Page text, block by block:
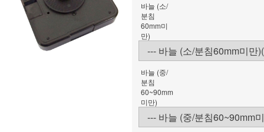
바늘 (소/
분침
60mm미
만)
바늘 (중/
분침
60~90mm
미만)